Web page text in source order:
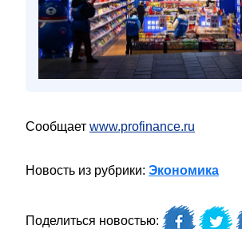
Сообщает www.profinance.ru
Новость из рубрики: Экономика
Поделиться новостью: